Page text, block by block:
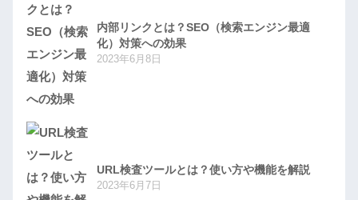
内部リンクとは？SEO（検索エンジン最適
化）対策への効果
2023年6月8日
URL検査ツールとは？使い方や機能を解説
2023年6月7日